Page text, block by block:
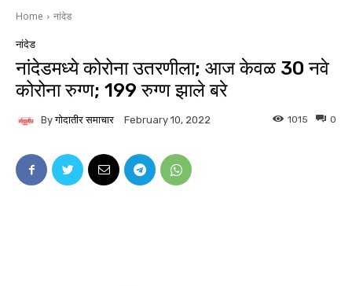
Home नांदेड
नांदेड
नांदेडमध्ये कोरोना उतरणीला; आज केवळ 30 नवे
कोरोना रुग्ण; 199 रुग्ण झाले बरे
By गोदातीर समाचार February 10, 2022 0
1015